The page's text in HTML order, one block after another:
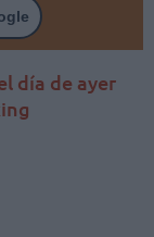
día de ayer